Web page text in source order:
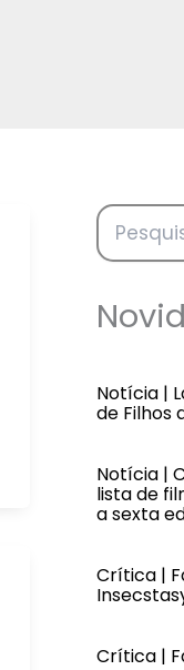
Notícia |
de Filhos
Notícia |
lista de
a sexta
Crítica |
Crítica |